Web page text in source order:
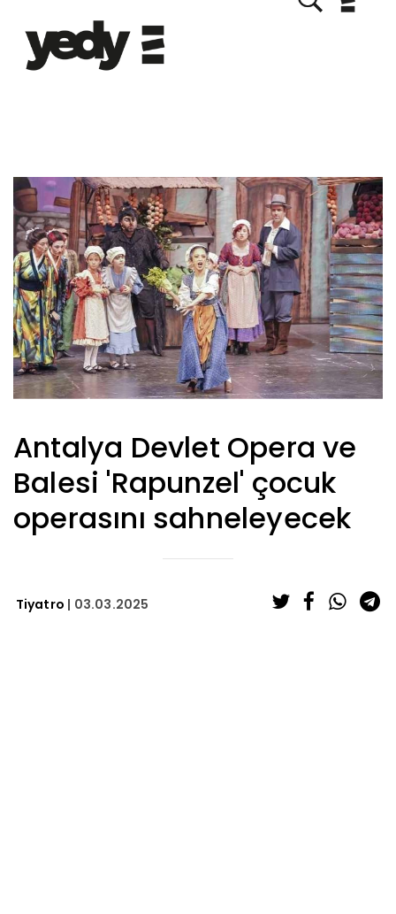
Antalya Devlet Opera ve
Balesi 'Rapunzel' çocuk
operasını sahneleyecek
Tiyatro | 03.03.2025